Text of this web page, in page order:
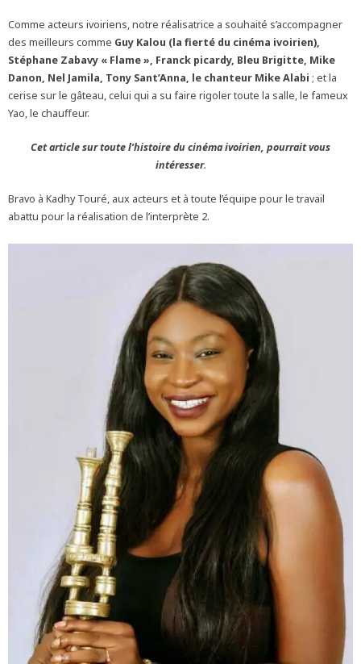
Comme acteurs ivoiriens, notre réalisatrice a souhaité s’accompagner
des meilleurs comme Guy Kalou (la fierté du cinéma ivoirien),
Stéphane Zabavy « Flame », Franck picardy, Bleu Brigitte, Mike
Danon, Nel Jamila, Tony Sant’Anna, le chanteur Mike Alabi ; et la
cerise sur le gâteau, celui qui a su faire rigoler toute la salle, le fameux
Yao, le chauffeur.
Cet article sur toute l’histoire du cinéma ivoirien, pourrait vous
intéresser.
Bravo à Kadhy Touré, aux acteurs et à toute l’équipe pour le travail
abattu pour la réalisation de l’interprète 2.